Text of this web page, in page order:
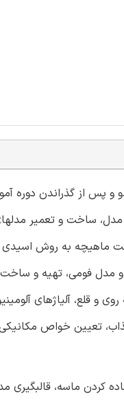
ریخته گر درجه دو و پس از گذراندن
ساخت و تعمیر
ماهیچه به روش اسیدی
مدل فومی، تهیه و
و قلع، آلیاژهای
تعیین خواص مکانیکی
عمومی، آماده کردن ماسه،